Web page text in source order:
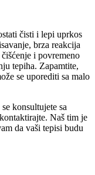
čisti i lepi uprkos
brza reakcija
i povremeno
tepiha. Zapamtite,
se uporediti sa malo
konsultujete sa
Naš tim je
da vaši tepisi budu